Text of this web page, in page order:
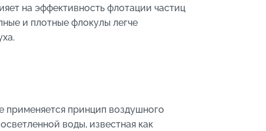
на эффективность флотации частиц
и плотные флокулы легче
применяется принцип воздушного
воды, известная как